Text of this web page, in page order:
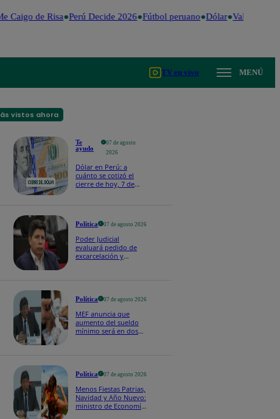
Caigo de Risa Perú Decide 2026 Fútbol peruano Dólar Valentina
TV en vivo MENÚ
vistos ahora
Te
ayudo
07 de agosto
2026
Dólar en Perú: a
cuánto se cotizó el
cierre de hoy, 7 de
Política 07 de agosto 2026
Poder Judicial
evaluará pedido de
excarcelación y
Política 07 de agosto 2026
MEF anuncia que
aumento del sueldo
mínimo será en dos
Política 07 de agosto 2026
Menos Fiestas Patrias,
Navidad y Año Nuevo:
ministro de Economía